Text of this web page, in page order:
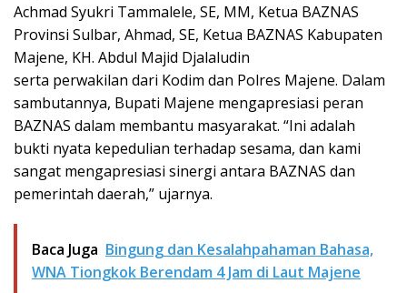
Achmad Syukri Tammalele, SE, MM, Ketua BAZNAS
Provinsi Sulbar, Ahmad, SE, Ketua BAZNAS Kabupaten
Majene, KH. Abdul Majid Djalaludin
serta perwakilan dari Kodim dan Polres Majene. Dalam
sambutannya, Bupati Majene mengapresiasi peran
BAZNAS dalam membantu masyarakat. “Ini adalah
bukti nyata kepedulian terhadap sesama, dan kami
sangat mengapresiasi sinergi antara BAZNAS dan
pemerintah daerah,” ujarnya.
Baca Juga Bingung dan Kesalahpahaman Bahasa,
WNA Tiongkok Berendam 4 Jam di Laut Majene